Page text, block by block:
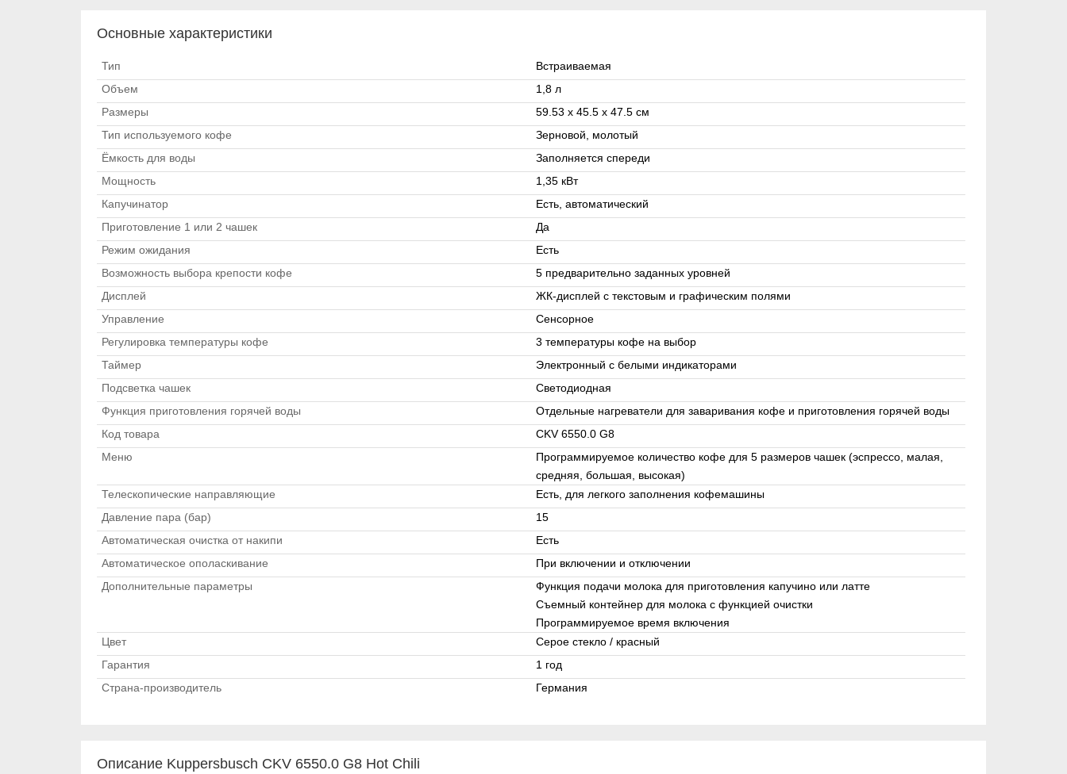
Основные характеристики
Тип
Встраиваемая
Объем
1,8 л
Размеры
59.53 x 45.5 x 47.5 см
Тип используемого кофе
Зерновой, молотый
Ёмкость для воды
Заполняется спереди
Мощность
1,35 кВт
Капучинатор
Есть, автоматический
Приготовление 1 или 2 чашек
Да
Режим ожидания
Есть
Возможность выбора крепости кофе
5 предварительно заданных уровней
Дисплей
ЖК-дисплей с текстовым и графическим полями
Управление
Сенсорное
Регулировка температуры кофе
3 температуры кофе на выбор
Таймер
Электронный с белыми индикаторами
Подсветка чашек
Светодиодная
Функция приготовления горячей воды
Отдельные нагреватели для заваривания кофе и приготовления горячей воды
Код товара
CKV 6550.0 G8
Меню
Программируемое количество кофе для 5 размеров чашек (эспрессо, малая,
средняя, большая, высокая)
Телескопические направляющие
Есть, для легкого заполнения кофемашины
Давление пара (бар)
15
Автоматическая очистка от накипи
Есть
Автоматическое ополаскивание
При включении и отключении
Дополнительные параметры
Функция подачи молока для приготовления капучино или латте
Съемный контейнер для молока с функцией очистки
Программируемое время включения
Цвет
Серое стекло / красный
Гарантия
1 год
Страна-производитель
Германия
Описание Kuppersbusch CKV 6550.0 G8 Hot Chili